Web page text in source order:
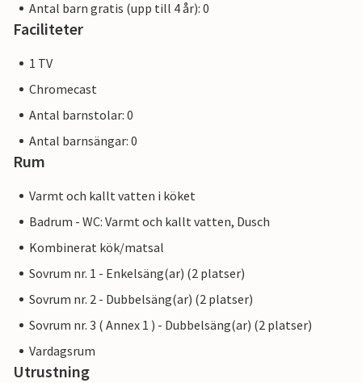
Antal barn gratis (upp till 4 år): 0
Faciliteter
1 TV
Chromecast
Antal barnstolar: 0
Antal barnsängar: 0
Rum
Varmt och kallt vatten i köket
Badrum - WC: Varmt och kallt vatten, Dusch
Kombinerat kök/matsal
Sovrum nr. 1 - Enkelsäng(ar) (2 platser)
Sovrum nr. 2 - Dubbelsäng(ar) (2 platser)
Sovrum nr. 3 ( Annex 1 ) - Dubbelsäng(ar) (2 platser)
Vardagsrum
Utrustning